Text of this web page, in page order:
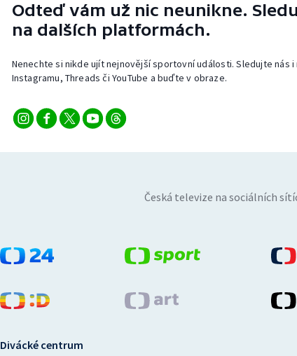
Odteď vám už nic neunikne.
na dalších platformách.
Nenechte si nikde ujít nejnovější sportovní události. Sledujte nás i
Instagramu, Threads či YouTube a buďte v obraze.
Česká televize na sociálních
Divácké centrum